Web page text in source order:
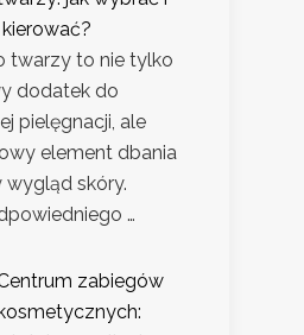
twarzy to nie tylko
dodatek do
pielęgnacji, ale
element dbania
skóry.
…
zabiegów
kosmetycznych: